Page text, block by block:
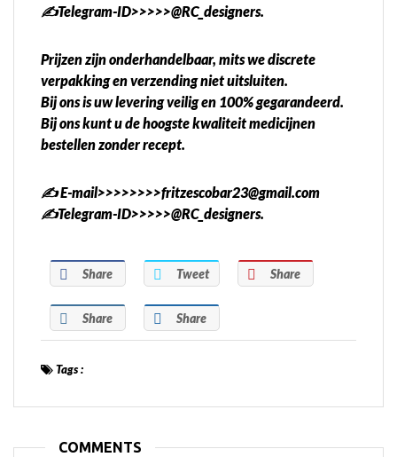
✍️Telegram-ID>>>>>@RC_designers.
Prijzen zijn onderhandelbaar, mits we discrete
verpakking en verzending niet uitsluiten.
Bij ons is uw levering veilig en 100% gegarandeerd.
Bij ons kunt u de hoogste kwaliteit medicijnen
bestellen zonder recept.
✍️ E-mail>>>>>>>>fritzescobar23@gmail.com
✍️Telegram-ID>>>>>@RC_designers.
Share Tweet Share
Share Share
Tags :
COMMENTS